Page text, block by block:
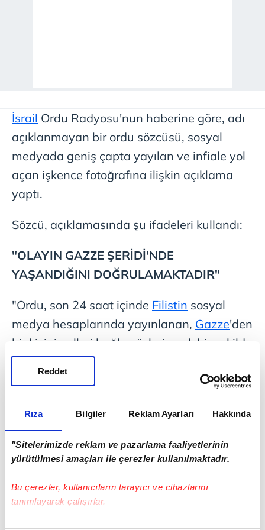
Rıza Bilgiler Reklam Ayarları Hakkında
"Sitelerimizde reklam ve pazarlama faaliyetlerinin
yürütülmesi amaçları ile çerezler kullanılmaktadır.
Bu çerezler, kullanıcıların tarayıcı ve cihazlarını
tanımlayarak çalışırlar.
Reddet
İsrail Ordu Radyosu'nun haberine göre, adı
açıklanmayan bir ordu sözcüsü, sosyal
medyada geniş çapta yayılan ve infiale yol
açan işkence fotoğrafına ilişkin açıklama
yaptı.
Sözcü, açıklamasında şu ifadeleri kullandı:
"OLAYIN GAZZE ŞERİDİ'NDE
YAŞANDIĞINI DOĞRULAMAKTADIR"
"Ordu, son 24 saat içinde Filistin sosyal
medya hesaplarında yayınlanan, Gazze'den
bir kişinin elleri bağlı, gözleri sarılı bir şekilde
yatağa bağlandığı ve sırtına bir demir
çubuğun tutturulduğu görüntülerin gerçek
olduğunu ve olayınGazze Şeridi'nde
yaşandığını doğrulamaktadır."
Söz konusu olayın arkasındaki koşullara
ilişkin askeri bir soruşturma başlatıldığını
iddia eden sözcü, soruşturma sonuçlarına
göre sorumlular hakkında gerekli işlemlerin
yapılacağını öne sürdü.